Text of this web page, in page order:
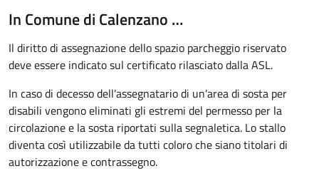
In Comune di Calenzano …
Il diritto di assegnazione dello spazio parcheggio riservato
deve essere indicato sul certificato rilasciato dalla ASL.
In caso di decesso dell'assegnatario di un'area di sosta per
disabili vengono eliminati gli estremi del permesso per la
circolazione e la sosta riportati sulla segnaletica. Lo stallo
diventa così utilizzabile da tutti coloro che siano titolari di
autorizzazione e contrassegno.